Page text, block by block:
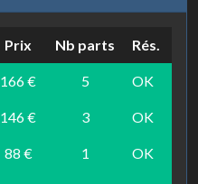
Prix Nb parts Rés.
166 € 5 OK
146 € 3 OK
88 € 1 OK